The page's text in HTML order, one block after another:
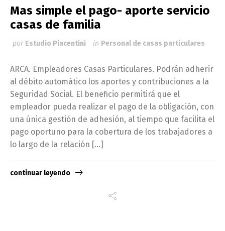
Mas simple el pago- aporte servicio
casas de familia
por Estudio Piacentini in Personal de casas particulares
ARCA. Empleadores Casas Particulares. Podrán adherir
al débito automático los aportes y contribuciones a la
Seguridad Social. El beneficio permitirá que el
empleador pueda realizar el pago de la obligación, con
una única gestión de adhesión, al tiempo que facilita el
pago oportuno para la cobertura de los trabajadores a
lo largo de la relación […]
continuar leyendo